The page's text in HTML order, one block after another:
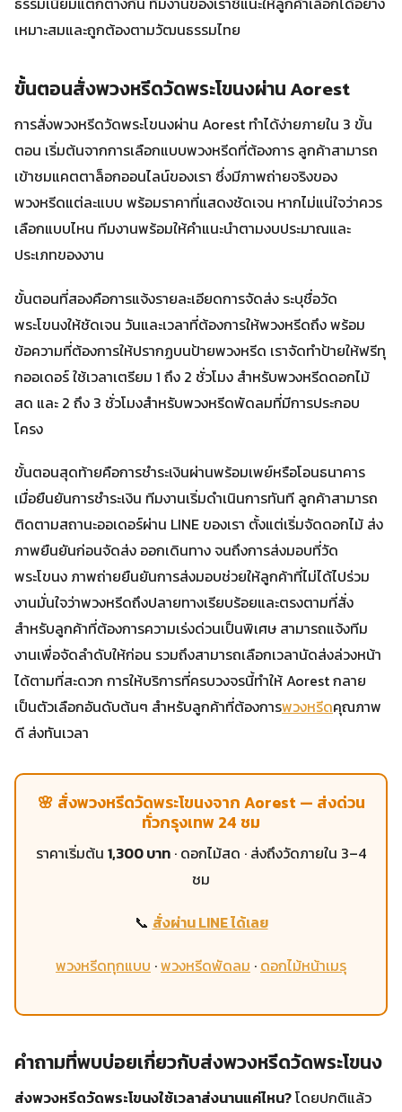
เหมาะสมและถูกต้องตามวัฒนธรรมไทย
ขั้นตอนสั่งพวงหรีดวัดพระโขนงผ่าน Aorest
การสั่งพวงหรีดวัดพระโขนงผ่าน Aorest ทำได้ง่ายภายใน 3 ขั้น
ตอน เริ่มต้นจากการเลือกแบบพวงหรีดที่ต้องการ ลูกค้าสามารถ
เข้าชมแคตตาล็อกออนไลน์ของเรา ซึ่งมีภาพถ่ายจริงของ
พวงหรีดแต่ละแบบ พร้อมราคาที่แสดงชัดเจน หากไม่แน่ใจว่าควร
เลือกแบบไหน ทีมงานพร้อมให้คำแนะนำตามงบประมาณและ
ประเภทของงาน
ขั้นตอนที่สองคือการแจ้งรายละเอียดการจัดส่ง ระบุชื่อวัด
พระโขนงให้ชัดเจน วันและเวลาที่ต้องการให้พวงหรีดถึง พร้อม
ข้อความที่ต้องการให้ปรากฏบนป้ายพวงหรีด เราจัดทำป้ายให้ฟรีทุ
กออเดอร์ ใช้เวลาเตรียม 1 ถึง 2 ชั่วโมง สำหรับพวงหรีดดอกไม้
สด และ 2 ถึง 3 ชั่วโมงสำหรับพวงหรีดพัดลมที่มีการประกอบ
โครง
ขั้นตอนสุดท้ายคือการชำระเงินผ่านพร้อมเพย์หรือโอนธนาคาร
เมื่อยืนยันการชำระเงิน ทีมงานเริ่มดำเนินการทันที ลูกค้าสามารถ
ติดตามสถานะออเดอร์ผ่าน LINE ของเรา ตั้งแต่เริ่มจัดดอกไม้ ส่ง
ภาพยืนยันก่อนจัดส่ง ออกเดินทาง จนถึงการส่งมอบที่วัด
พระโขนง ภาพถ่ายยืนยันการส่งมอบช่วยให้ลูกค้าที่ไม่ได้ไปร่วม
งานมั่นใจว่าพวงหรีดถึงปลายทางเรียบร้อยและตรงตามที่สั่ง
สำหรับลูกค้าที่ต้องการความเร่งด่วนเป็นพิเศษ สามารถแจ้งทีม
งานเพื่อจัดลำดับให้ก่อน รวมถึงสามารถเลือกเวลานัดส่งล่วงหน้า
ได้ตามที่สะดวก การให้บริการที่ครบวงจรนี้ทำให้ Aorest กลาย
เป็นตัวเลือกอันดับต้นๆ สำหรับลูกค้าที่ต้องการพวงหรีดคุณภาพ
ดี ส่งทันเวลา
🌸 สั่งพวงหรีดวัดพระโขนงจาก Aorest — ส่งด่วน
ทั่วกรุงเทพ 24 ชม
ราคาเริ่มต้น 1,300 บาท · ดอกไม้สด · ส่งถึงวัดภายใน 3–4
ชม
📞 สั่งผ่าน LINE ได้เลย
พวงหรีดทุกแบบ ·พวงหรีดพัดลม · ดอกไม้หน้าเมรุ
คำถามที่พบบ่อยเกี่ยวกับส่งพวงหรีดวัดพระโขนง
ส่งพวงหรีดวัดพระโขนงใช้เวลาส่งนานแค่ไหน?โดยปกติแล้ว